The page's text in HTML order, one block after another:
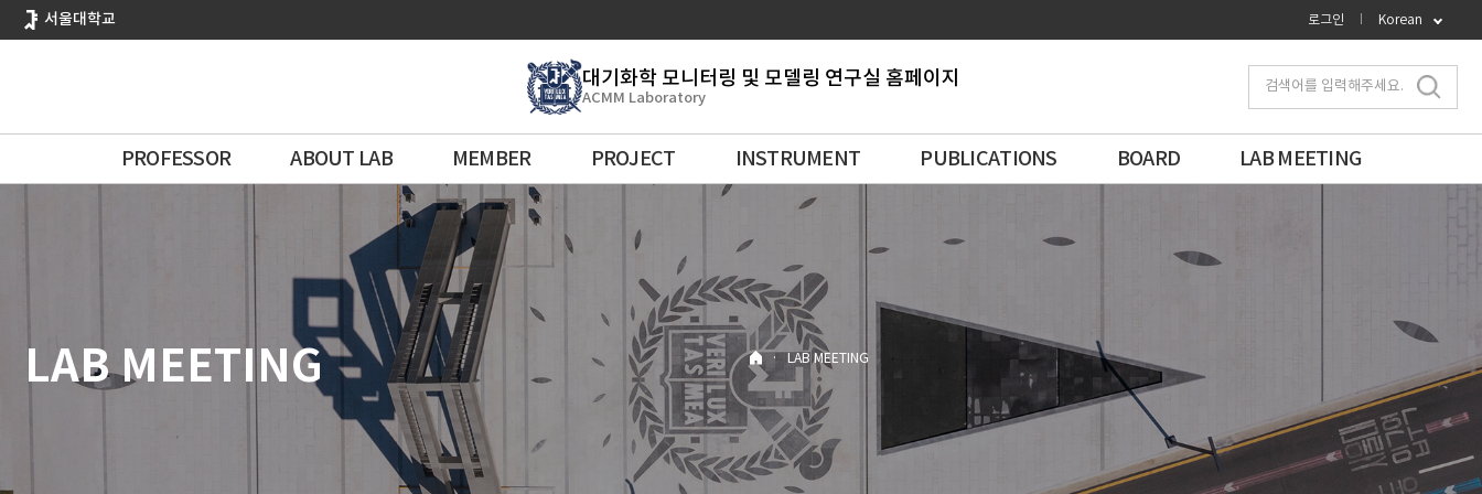
로
서울대학교 로그인 Korean
대기화학 모니터링 및 모델링 연구실 홈페이지
ACMM Laboratory
PROFESSOR ABOUT LAB MEMBER PROJECT INSTRUMENT PUBLICATIONS BOARD LAB MEETING
검색어를 입력해주세요.
LAB MEETING · LAB MEETING